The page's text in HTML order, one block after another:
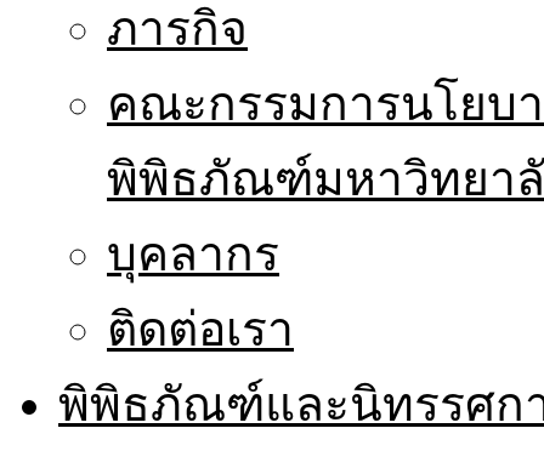
ภารกิจ
คณะกรรมการนโยบ
พิพิธภัณฑ์มหาวิทยา
บุคลากร
ติดต่อเรา
พิพิธภัณฑ์และนิทรรศก